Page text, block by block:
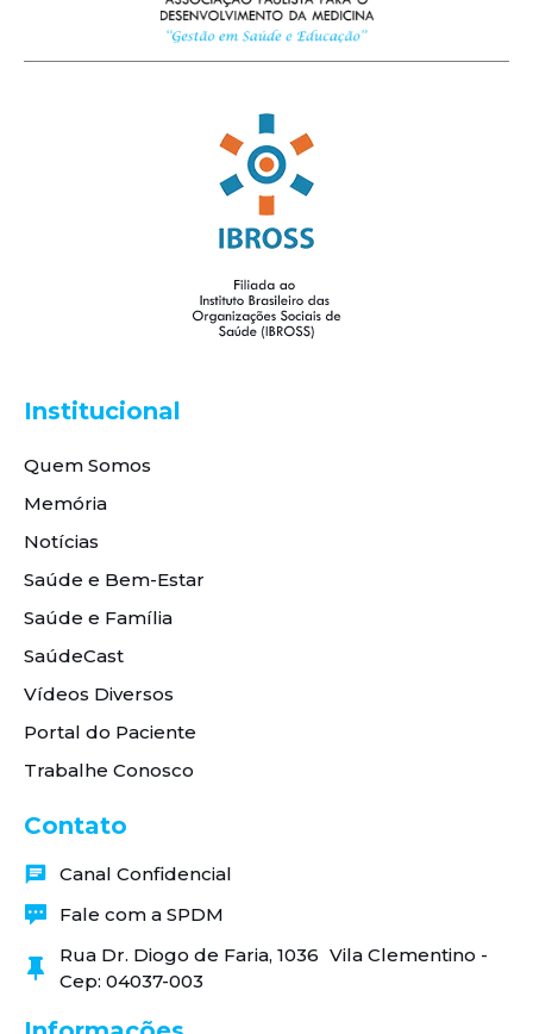
Institucional
Quem Somos
Memória
Notícias
Saúde e Bem-Estar
Saúde e Família
SaúdeCast
Vídeos Diversos
Portal do Paciente
Trabalhe Conosco
Contato
Canal Confidencial
Fale com a SPDM
Rua Dr. Diogo de Faria, 1036 Vila Clementino -
Cep: 04037-003